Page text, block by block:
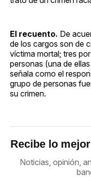
El recuento. De
de los cargos son de
víctima mortal; tres
personas (una de
señala como el
grupo de personas
su crimen.
Recibe lo
Noticias, opinión,